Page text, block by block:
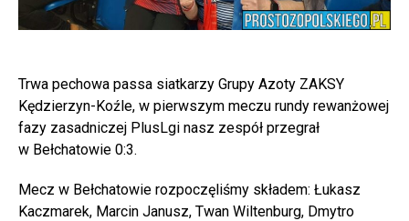
Trwa pechowa passa siatkarzy Grupy Azoty ZAKSY
Kędzierzyn-Koźle, w pierwszym meczu rundy rewanżowej
fazy zasadniczej PlusLgi nasz zespół przegrał
w Bełchatowie 0:3.
Mecz w Bełchatowie rozpoczęliśmy składem: Łukasz
Kaczmarek, Marcin Janusz, Twan Wiltenburg, Dmytro